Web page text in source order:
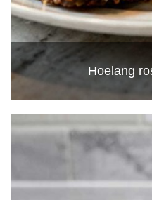
Hoelang